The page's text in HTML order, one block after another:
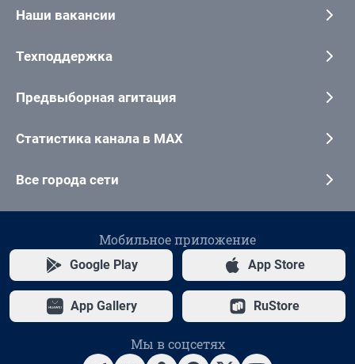
Наши вакансии
Техподдержка
Предвыборная агитация
Статистика канала в MAX
Все города сети
Мобильное приложение
Google Play App Store
App Gallery RuStore
Мы в соцсетях